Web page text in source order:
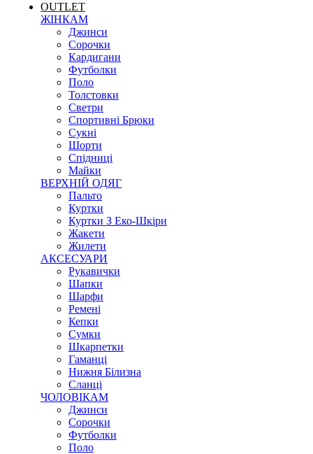
OUTLET
ЖІНКАМ
Джинси
Сорочки
Кардигани
Футболки
Поло
Толстовки
Светри
Спортивні Брюки
Сукні
Шорти
Спідниці
Майки
ВЕРХНІЙ ОДЯГ
Пальто
Куртки
Куртки З Еко-Шкіри
Жакети
Жилети
АКСЕСУАРИ
Рукавички
Шапки
Шарфи
Ремені
Кепки
Сумки
Шкарпетки
Гаманці
Нижня Білизна
Сланці
ЧОЛОВІКАМ
Джинси
Сорочки
Футболки
Поло